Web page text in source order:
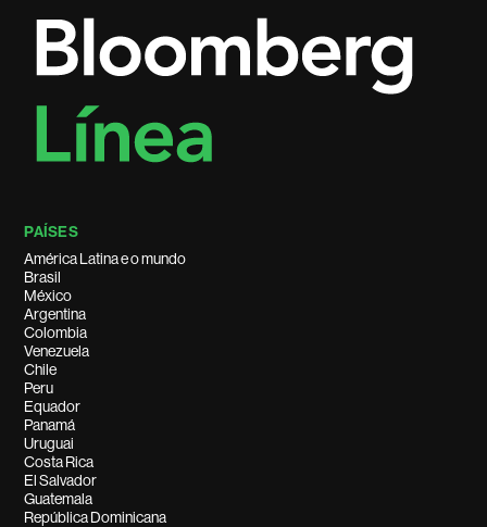
PAÍSES
América Latina e o mundo
Brasil
México
Argentina
Colombia
Venezuela
Chile
Peru
Equador
Panamá
Uruguai
Costa Rica
El Salvador
Guatemala
República Dominicana